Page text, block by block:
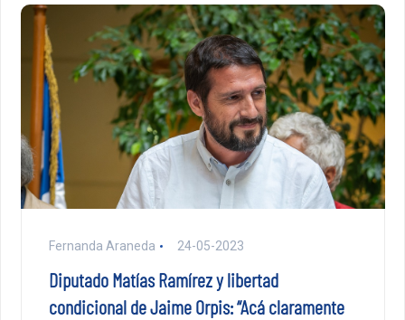
Fernanda Araneda 24-05-2023
Diputado Matías Ramírez y libertad
condicional de Jaime Orpis: “Acá claramente